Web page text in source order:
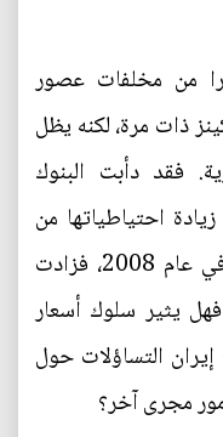
من مخلفات عصور
ذات مرة، لكنه يظل
فقد دأبت البنوك
احتياطياتها من
الذهب منذ الأزمة المالية العالمية في عام 2008، فزادت
يثير سلوك أسعار
التساؤلات حول
مجرى آخر؟